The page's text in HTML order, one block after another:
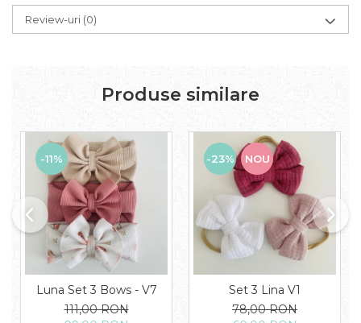
Review-uri (0)
Produse similare
-11%
Luna Set 3 Bows - V7
111,00 RON
-23% NOU
Set 3 Lina V1
78,00 RON